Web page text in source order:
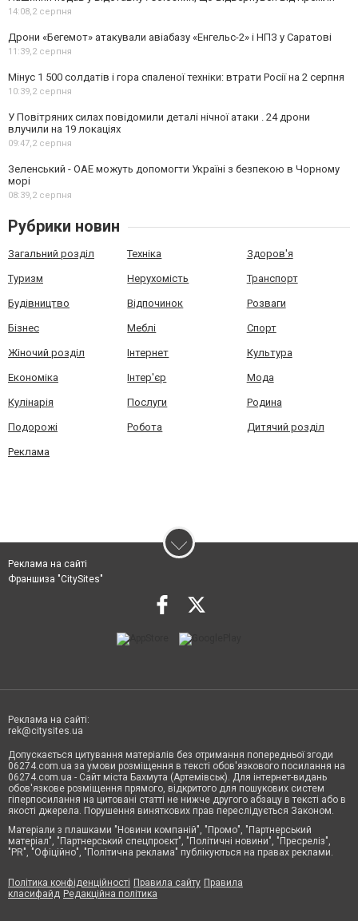
14:08,2 серпня
Дрони «Бегемот» атакували авіабазу «Енгельс-2» і НПЗ у Саратові
11:39,2 серпня
Мінус 1 500 солдатів і гора спаленої техніки: втрати Росії на 2 серпня
10:39,2 серпня
У Повітряних силах повідомили деталі нічної атаки . 24 дрони
влучили на 19 локаціях
09:47,2 серпня
Зеленський - ОАЕ можуть допомогти Україні з безпекою в Чорному
морі
08:39,2 серпня
Рубрики новин
Загальний розділ Техніка Здоров'я
Туризм Нерухомість Транспорт
Будівництво Відпочинок Розваги
Бізнес Меблі Спорт
Жіночий розділ Інтернет Культура
Економіка Інтер'єр Мода
Кулінарія Послуги Родина
Подорожі Робота Дитячий розділ
Реклама
Реклама на сайті
Франшиза "CitySites"
Реклама на сайті:
rek@citysites.ua
Допускається цитування матеріалів без отримання попередньої згоди
06274.com.ua за умови розміщення в тексті обов'язкового посилання на
06274.com.ua - Сайт міста Бахмута (Артемівськ). Для інтернет-видань
обов'язкове розміщення прямого, відкритого для пошукових систем
гіперпосилання на цитовані статті не нижче другого абзацу в тексті або в
якості джерела. Порушення виняткових прав переслідується Законом.
Матеріали з плашками "Новини компаній", "Промо", "Партнерський
матеріал", "Партнерський спецпроєкт", "Політичні новини", "Пресреліз",
"PR", "Офіційно", "Політична реклама" публікуються на правах реклами.
Політика конфіденційності Правила сайту Правила
класифайд Редакційна політика